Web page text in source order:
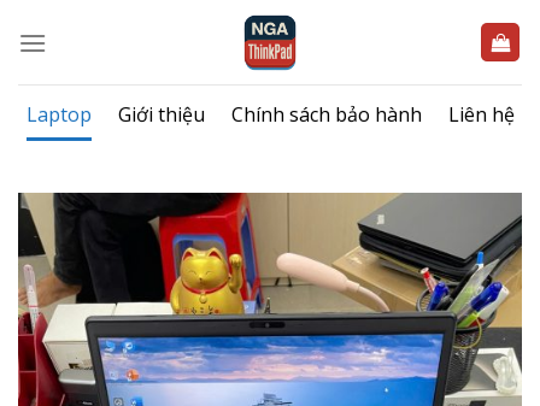
qua
dungLaptop Giới thiệu Chính sách bảo hành Liên hệ